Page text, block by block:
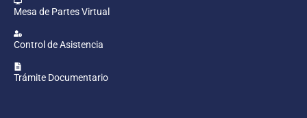
Mesa de Partes Virtual
Control de Asistencia
Trámite Documentario